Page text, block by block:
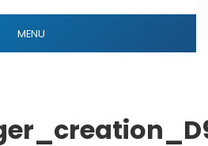
MENU